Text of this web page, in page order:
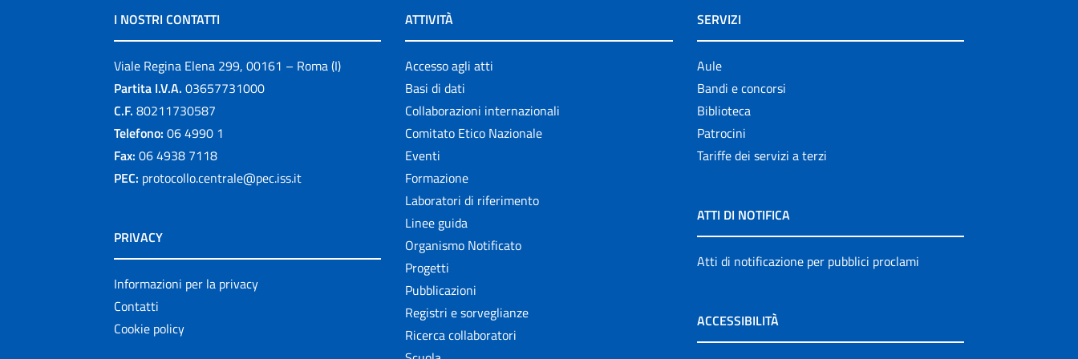
I NOSTRI CONTATTI
Viale Regina Elena 299, 00161 – Roma (I)
Partita I.V.A. 03657731000
C.F. 80211730587
Telefono: 06 4990 1
Fax: 06 4938 7118
PEC: protocollo.centrale@pec.iss.it
PRIVACY
Informazioni per la privacy
Contatti
Cookie policy
ATTIVITÀ
Accesso agli atti
Basi di dati
Collaborazioni internazionali
Comitato Etico Nazionale
Eventi
Formazione
Laboratori di riferimento
Linee guida
Organismo Notificato
Progetti
Pubblicazioni
Registri e sorveglianze
Ricerca collaboratori
SERVIZI
Aule
Bandi e concorsi
Biblioteca
Patrocini
Tariffe dei servizi a terzi
ATTI DI NOTIFICA
Atti di notificazione per pubblici proclami
ACCESSIBILITÀ